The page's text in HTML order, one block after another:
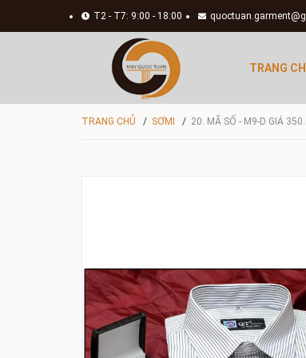
T2 - T7: 9:00 - 18:00
TRANG
TRANG CHỦ / SƠMI / 20. MÃ SỐ - M9-D GIÁ